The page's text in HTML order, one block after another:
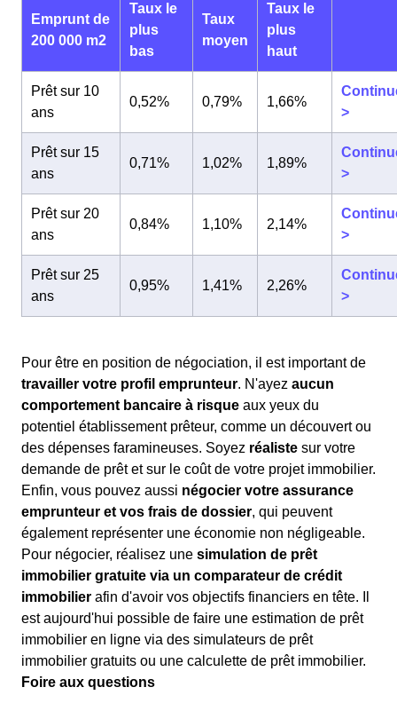
Emprunt de
200 000 m2
Taux le
plus
bas
Taux
moyen
Taux le
plus
haut
Prêt sur 10
ans
0,52% 0,79% 1,66%
>
Prêt sur 15
ans
0,71% 1,02% 1,89%
>
Prêt sur 20
ans
0,84% 1,10% 2,14%
>
Prêt sur 25
ans
0,95% 1,41% 2,26%
>
Pour être en position de négociation, il est important de
travailler votre profil emprunteur. N'ayez aucun
comportement bancaire à risque aux yeux du
potentiel établissement prêteur, comme un découvert ou
des dépenses faramineuses. Soyez réaliste sur votre
demande de prêt et sur le coût de votre projet immobilier.
Enfin, vous pouvez aussi négocier votre assurance
emprunteur et vos frais de dossier, qui peuvent
également représenter une économie non négligeable.
Pour négocier, réalisez une simulation de prêt
immobilier gratuite via un comparateur de crédit
immobilier afin d'avoir vos objectifs financiers en tête. Il
est aujourd'hui possible de faire une estimation de prêt
immobilier en ligne via des simulateurs de prêt
immobilier gratuits ou une calculette de prêt immobilier.
Foire aux questions